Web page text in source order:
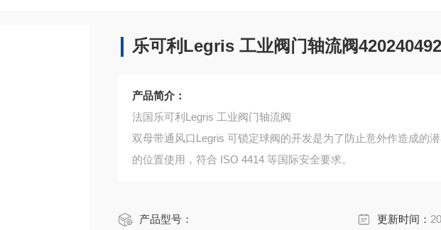
乐可利Legris 工业阀门轴流阀
产品简介：
法国乐可利Legris 工业阀门轴流阀
双母带通风口Legris 可锁定球阀的开发是为了防止意外作造成的
的位置使用，符合 ISO 4414 等国际安全要求。
产品型号： 更新时间：